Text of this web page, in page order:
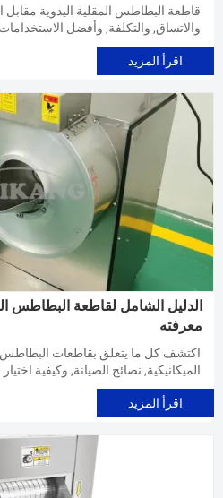
قاطعة البطاطس المقلية اليدوية مقابل
والاتساق, والتكلفة, وأفضل الاستخدامات
للمطاعم أو خطوط معالجة الأغذية.
اقرأ المزيد
الدليل الشامل لقاطعة البطاطس
معرفته
اكتشف كل ما يتعلق بقاطعات البطاطس
الميكانيكية, نصائح الصيانة, وكيفية
اقرأ المزيد